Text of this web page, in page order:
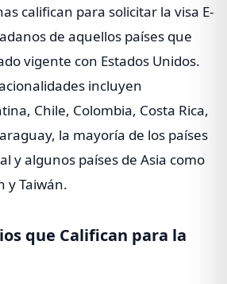
califican para solicitar la visa E-
de aquellos países que
vigente con Estados Unidos.
incluyen
Chile, Colombia, Costa Rica,
la mayoría de los países
y algunos países de Asia como
y Taiwán.
que Califican para la